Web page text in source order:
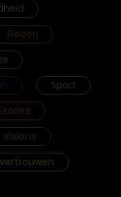
Reizen
Sport
Visions